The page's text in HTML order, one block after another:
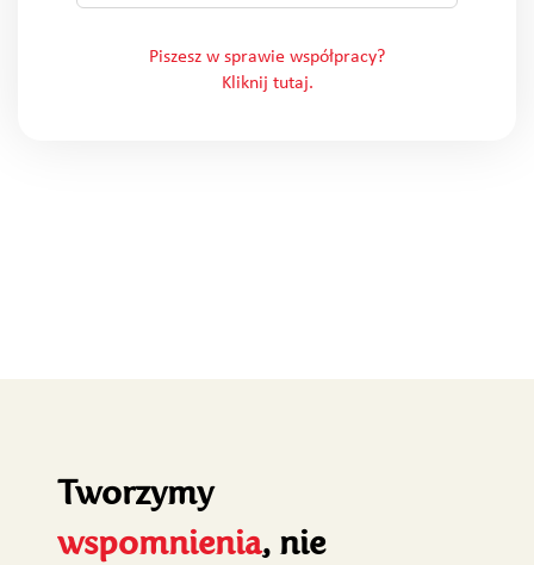
Piszesz w sprawie współpracy?
Kliknij tutaj.
Tworzymy
wspomnienia, nie